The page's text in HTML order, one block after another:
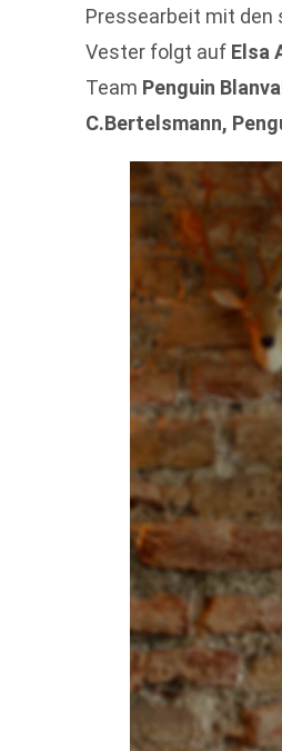
Pressearbeit mit den
Vester folgt auf Elsa
Team Penguin
C.Bertelsmann,